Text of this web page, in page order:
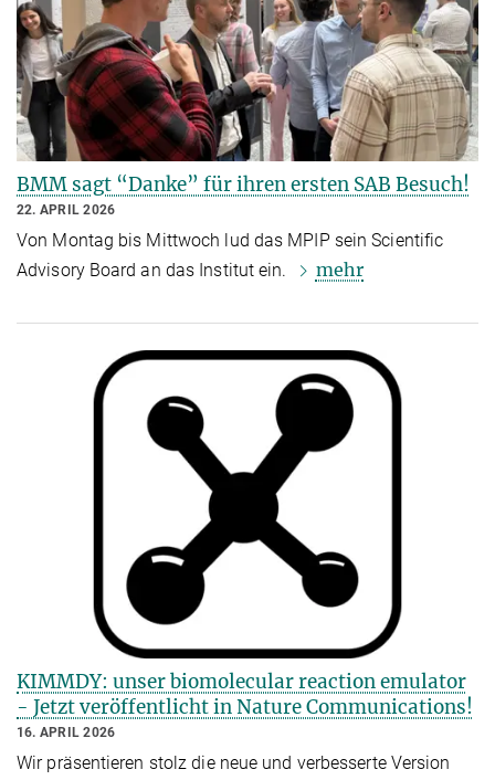
BMM sagt “Danke” für ihren ersten SAB Besuch!
22. APRIL 2026
Von Montag bis Mittwoch lud das MPIP sein Scientific
Advisory Board an das Institut ein.
mehr
KIMMDY: unser biomolecular reaction emulator
- Jetzt veröffentlicht in Nature Communications!
16. APRIL 2026
Wir präsentieren stolz die neue und verbesserte Version